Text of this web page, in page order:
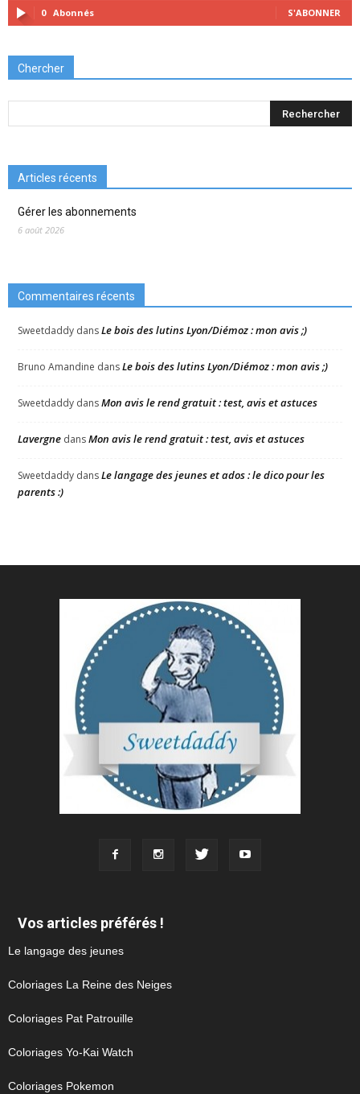
0 Abonnés S'ABONNER
Chercher
Articles récents
Gérer les abonnements
6 août 2026
Commentaires récents
Sweetdaddy dansLe bois des lutins Lyon/Diémoz : mon avis ;)
Bruno Amandine dansLe bois des lutins Lyon/Diémoz : mon avis ;)
Sweetdaddy dansMon avis le rend gratuit : test, avis et astuces
Lavergne dansMon avis le rend gratuit : test, avis et astuces
Sweetdaddy dansLe langage des jeunes et ados : le dico pour les
parents :)
Vos articles préférés !
Le langage des jeunes
Coloriages La Reine des Neiges
Coloriages Pat Patrouille
Coloriages Yo-Kai Watch
Coloriages Pokemon